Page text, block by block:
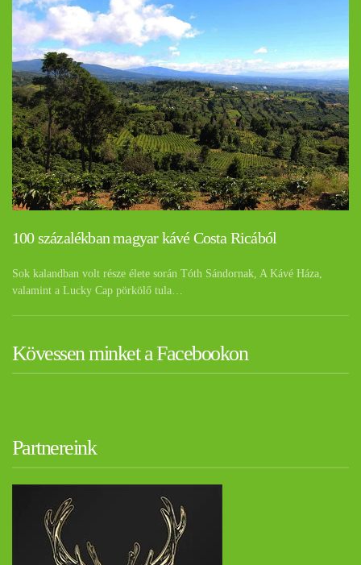
100 százalékban magyar kávé Costa Ricából
Sok kalandban volt része élete során Tóth Sándornak, A Kávé Háza,
valamint a Lucky Cap pörkölő tula…
Kövessen minket a Facebookon
Partnereink